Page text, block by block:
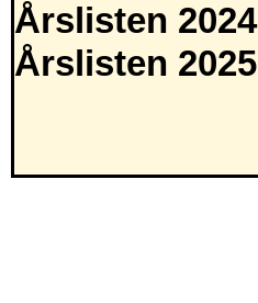
Årslisten 2024
Årslisten 2025